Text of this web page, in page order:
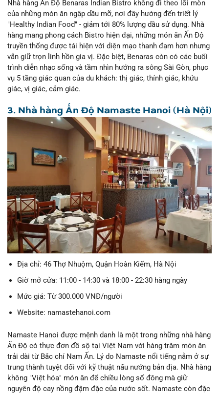
Nhà hàng Ấn Độ Benaras Indian Bistro không đi theo lối mòn
của những món ăn ngập dầu mỡ, nơi đây hướng đến triết lý
"Healthy Indian Food" - giảm tới 80% lượng dầu sử dụng. Nhà
hàng mang phong cách Bistro hiện đại, những món ăn Ấn Độ
truyền thống được tái hiện với diện mạo thanh đạm hơn nhưng
vẫn giữ trọn linh hồn gia vị. Đặc biệt, Benaras còn có các buổi
trình diễn nhạc sống và tầm nhìn hướng ra sông Sài Gòn, phục
vụ 5 tầng giác quan của du khách: thị giác, thính giác, khứu
giác, vị giác, cảm giác.
3. Nhà hàng Ấn Độ Namaste Hanoi (Hà Nội)
Địa chỉ: 46 Thợ Nhuộm, Quận Hoàn Kiếm, Hà Nội
Giờ mở cửa: 11:00 - 14:30 và 18:00 - 22:30 hàng ngày
Mức giá: Từ 300.000 VNĐ/người
Website: namastehanoi.com
Namaste Hanoi được mệnh danh là một trong những nhà hàng
Ấn Độ có thực đơn đồ sộ tại Việt Nam với hàng trăm món ăn
trải dài từ Bắc chí Nam Ấn. Lý do Namaste nổi tiếng nằm ở sự
trung thành tuyệt đối với kỹ thuật nấu nướng bản địa. Nhà hàng
không "Việt hóa" món ăn để chiều lòng số đông mà giữ
nguyên độ cay nồng đậm đặc của nước sốt. Namaste còn đặc